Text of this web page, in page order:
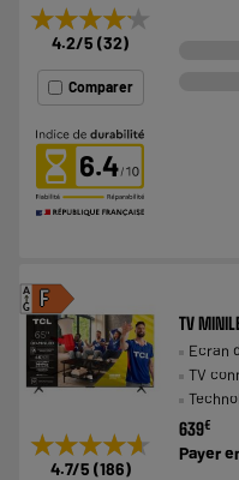
★★★★★
★★★★★
4.2/5 (32)
Comparer
6.4
F
A
G
★★★★★
★★★★★
4.7/5 (186)
TV
Ecran
TV
639€
Payer